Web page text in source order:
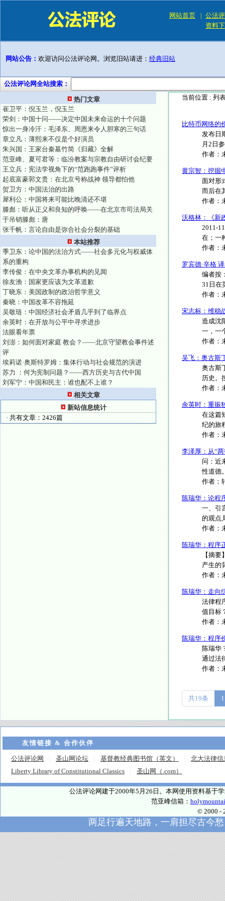
网站首页 | 公法
资料
网站公告： 欢迎访问公法评论网。浏览旧站请进： 经典旧站
公法评论网全站搜索：
热门文章
崔卫平：倪玉兰，倪玉兰
荣剑：中国十问——决定中国未来命运的十个问题
惊出一身冷汗：毛泽东、周恩来令人胆寒的三句话
章立凡：薄熙来不仅是个好演员
朱兴国：王家台秦墓竹简《归藏》全解
范亚峰、夏可君等：临汾教案与宗教自由研讨会纪要
王立兵：宪法学视角下的“范跑跑事件”评析
起底富豪郭文贵：在北京号称战神 领导都怕他
贺卫方：中国法治的出路
犀利公：中国将来可能比晚清还不堪
滕彪：听从正义和良知的呼唤——在北京市司法局关
于吊销滕彪：唐
张千帆：言论自由是弥合社会分裂的基础
本站推荐
季卫东：论中国的法治方式——社会多元化与权威体
系的重构
李传俊：在中央文革办事机构的见闻
徐友渔：国家更应该为文革道歉
丁晓东：美国政制的政治哲学意义
秦晓：中国改革不容拖延
吴敬琏：中国经济社会矛盾几乎到了临界点
余英时：在开放与公平中寻求进步
法眼看年票
刘澎：如何面对家庭 教会？——北京守望教会事件述
评
埃莉诺·奥斯特罗姆：集体行动与社会规范的演进
苏力 ：何为宪制问题？——西方历史与古代中国
刘军宁：中国和民主：谁也配不上谁？
相关文章
新站信息统计
· 共有文章：2426篇
当前位置 : 列
比特币网络的
发布日
月2日
作者：
黄宗智：挖掘
面对形
而后在
作者：
沃格林：《新
2011-
在；一
作者：
罗宾德·辛格
编者按
31日在
作者：
宋志标：维稳
造成沈
一，一
作者：
吴飞：奥古斯
奥古斯
历史。
作者：
余英时：重振
在这篇
纪的旅
作者：
李泽厚：从“
问：近
性道德
作者：
陈瑞华：论程
一、引
的观点,
作者：
陈瑞华：程序
【摘
产生的
作者：
陈瑞华：走向
法律程
值目标
作者：
陈瑞华：程序
陈瑞华
通过法
作者：
共19条 1
友情链接 & 合作伙伴
公法评论网 圣山网论坛 基督教经典图书馆（英文）
北大法律信
Liberty Library of Constitutional Classics
圣山网（.com）
公法评论网建于2000年5月26日。本网使用资料基于
范亚峰信箱：
© 2000 -
两足行遍天地路，一肩担尽古今